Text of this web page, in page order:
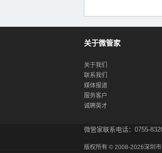
关于微管家
关于我们
联系我们
媒体报道
服务客户
诚聘英才
微管家联系电话：0755-
版权所有 © 2008-2026深圳